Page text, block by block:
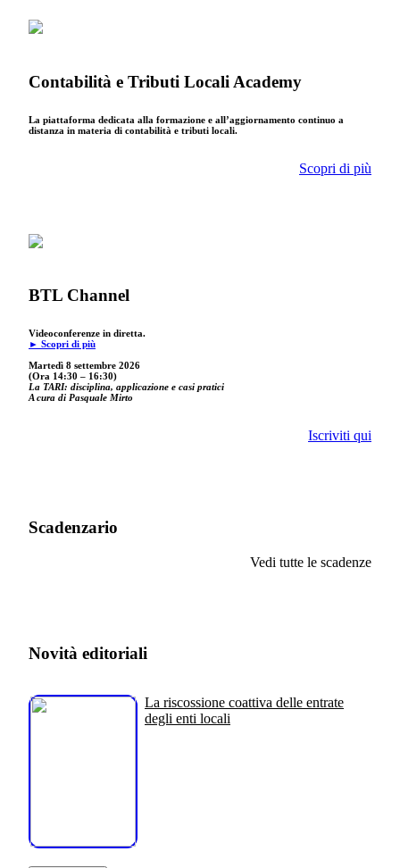
Contabilità e Tributi Locali Academy
La piattaforma dedicata alla formazione e all’aggiornamento continuo a
distanza in materia di contabilità e tributi locali.
Scopri di più
BTL Channel
Videoconferenze in diretta.
► Scopri di più
Martedì 8 settembre 2026
(Ora 14:30 – 16:30)
La TARI: disciplina, applicazione e casi pratici
A cura di Pasquale Mirto
Iscriviti qui
Scadenzario
Vedi tutte le scadenze
Novità editoriali
La riscossione coattiva delle entrate
degli enti locali